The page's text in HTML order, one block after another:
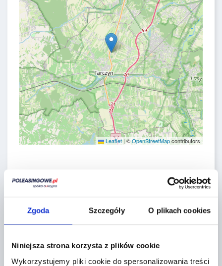
Zgoda Szczegóły O plikach cookies
Niniejsza strona korzysta z plików cookie
Wykorzystujemy pliki cookie do spersonalizowania treści
Leaflet | ©OpenStreetMapcontributors
CONTACT FORM